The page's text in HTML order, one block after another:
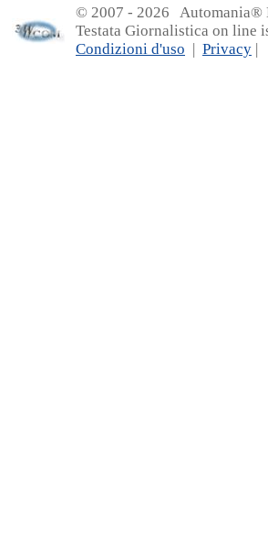
© 2007 - 2026 Automania®
Testata Giornalistica on line
Condizioni d'uso | Privacy |